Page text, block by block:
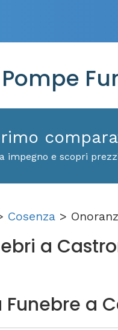
impegno e scopri
Cosenza >
a
Funebre a